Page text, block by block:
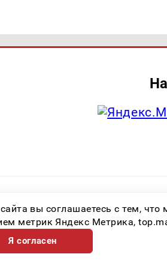
16+ Зарегистрировавший орган:
Регистрационный номер СМИ ЭЛ № ФС
вы соглашаетесь с тем,
метрик Яндекс Метрика,
Я согласен